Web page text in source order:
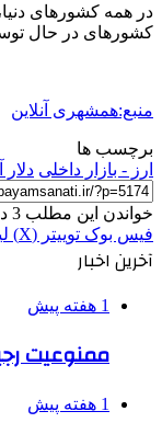
در همه کشورهای
کشورهای در حال
منبع:همشهری آنلاین
برچسب ها
ارز - بازار داخلی دلار
خواندن این مطلب 3 دقیقه زمان میبرد
فیس بوک توییتر (X)
آخرین اخبار
1 هفته پیش
ممنوعیت
1 هفته پیش